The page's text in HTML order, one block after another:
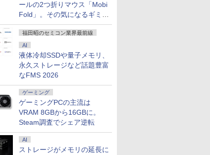
ールの2つ折りマウス「Mobi
Fold」。その気になるギミッ
クとは？
福田昭のセミコン業界最前線
AI
液体冷却SSDや量子メモリ、
永久ストレージなど話題豊富
なFMS 2026
ゲーミング
ゲーミングPCの主流は
VRAM 8GBから16GBに。
Steam調査でシェア逆転
AI
ストレージがメモリの延長に